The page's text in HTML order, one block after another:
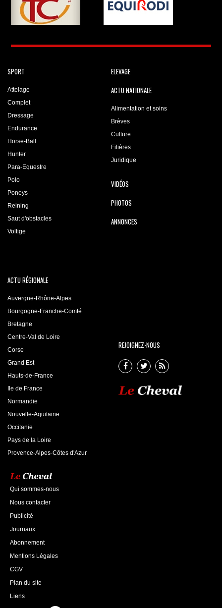
SPORT
Attelage
Complet
Dressage
Endurance
Horse-Ball
Hunter
Para-Equestre
Polo
Poneys
Reining
Saut d'obstacles
Voltige
ELEVAGE
ACTU NATIONALE
Alimentation et soins
Brèves
Culture
Filières
Juridique
VIDÉOS
PHOTOS
ANNONCES
ACTU RÉGIONALE
Auvergne-Rhône-Alpes
Bourgogne-Franche-Comté
Bretagne
Centre-Val de Loire
Corse
Grand Est
Hauts-de-France
Ile de France
Normandie
Nouvelle-Aquitaine
Occitanie
Pays de la Loire
Provence-Alpes-Côtes d'Azur
REJOIGNEZ-NOUS
Qui sommes-nous
Nous contacter
Publicité
Journaux
Abonnement
Mentions Légales
CGV
Plan du site
Liens